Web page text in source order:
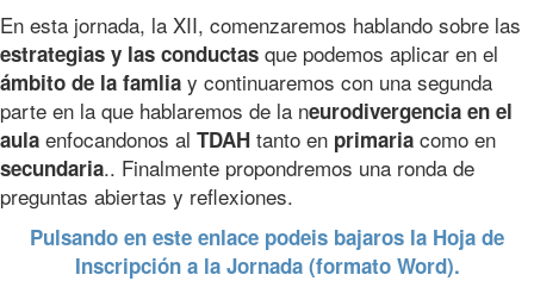
En esta jornada, la XII, comenzaremos hablando sobre las
estrategias y las conductas que podemos aplicar en el
ámbito de la famlia y continuaremos con una segunda
parte en la que hablaremos de la neurodivergencia en el
aula enfocandonos al TDAH tanto en primaria como en
secundaria.. Finalmente propondremos una ronda de
preguntas abiertas y reflexiones.
Pulsando en este enlace podeis bajaros la Hoja de
Inscripción a la Jornada (formato Word).